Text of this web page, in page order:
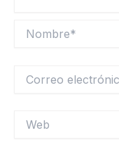
electrónico*